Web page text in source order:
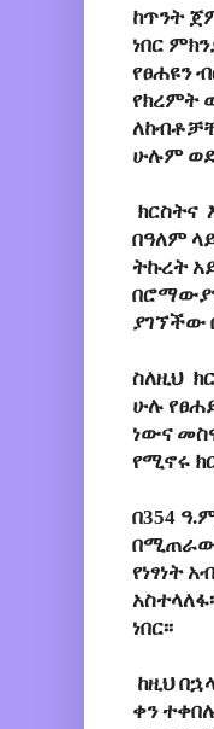
ከጥንት
ነበር
የፀሐዩን
የክረምት
ሁሉም ወደ
ክርስትና
በዓለም
ትኩረት
ያገኘችው
ስለዚህ
ሁሉ
ነውና
የሚኖሩ
በ354
በሚጠራው
የነፃነት
ነበር፡፡
ከዚህ
ቀን